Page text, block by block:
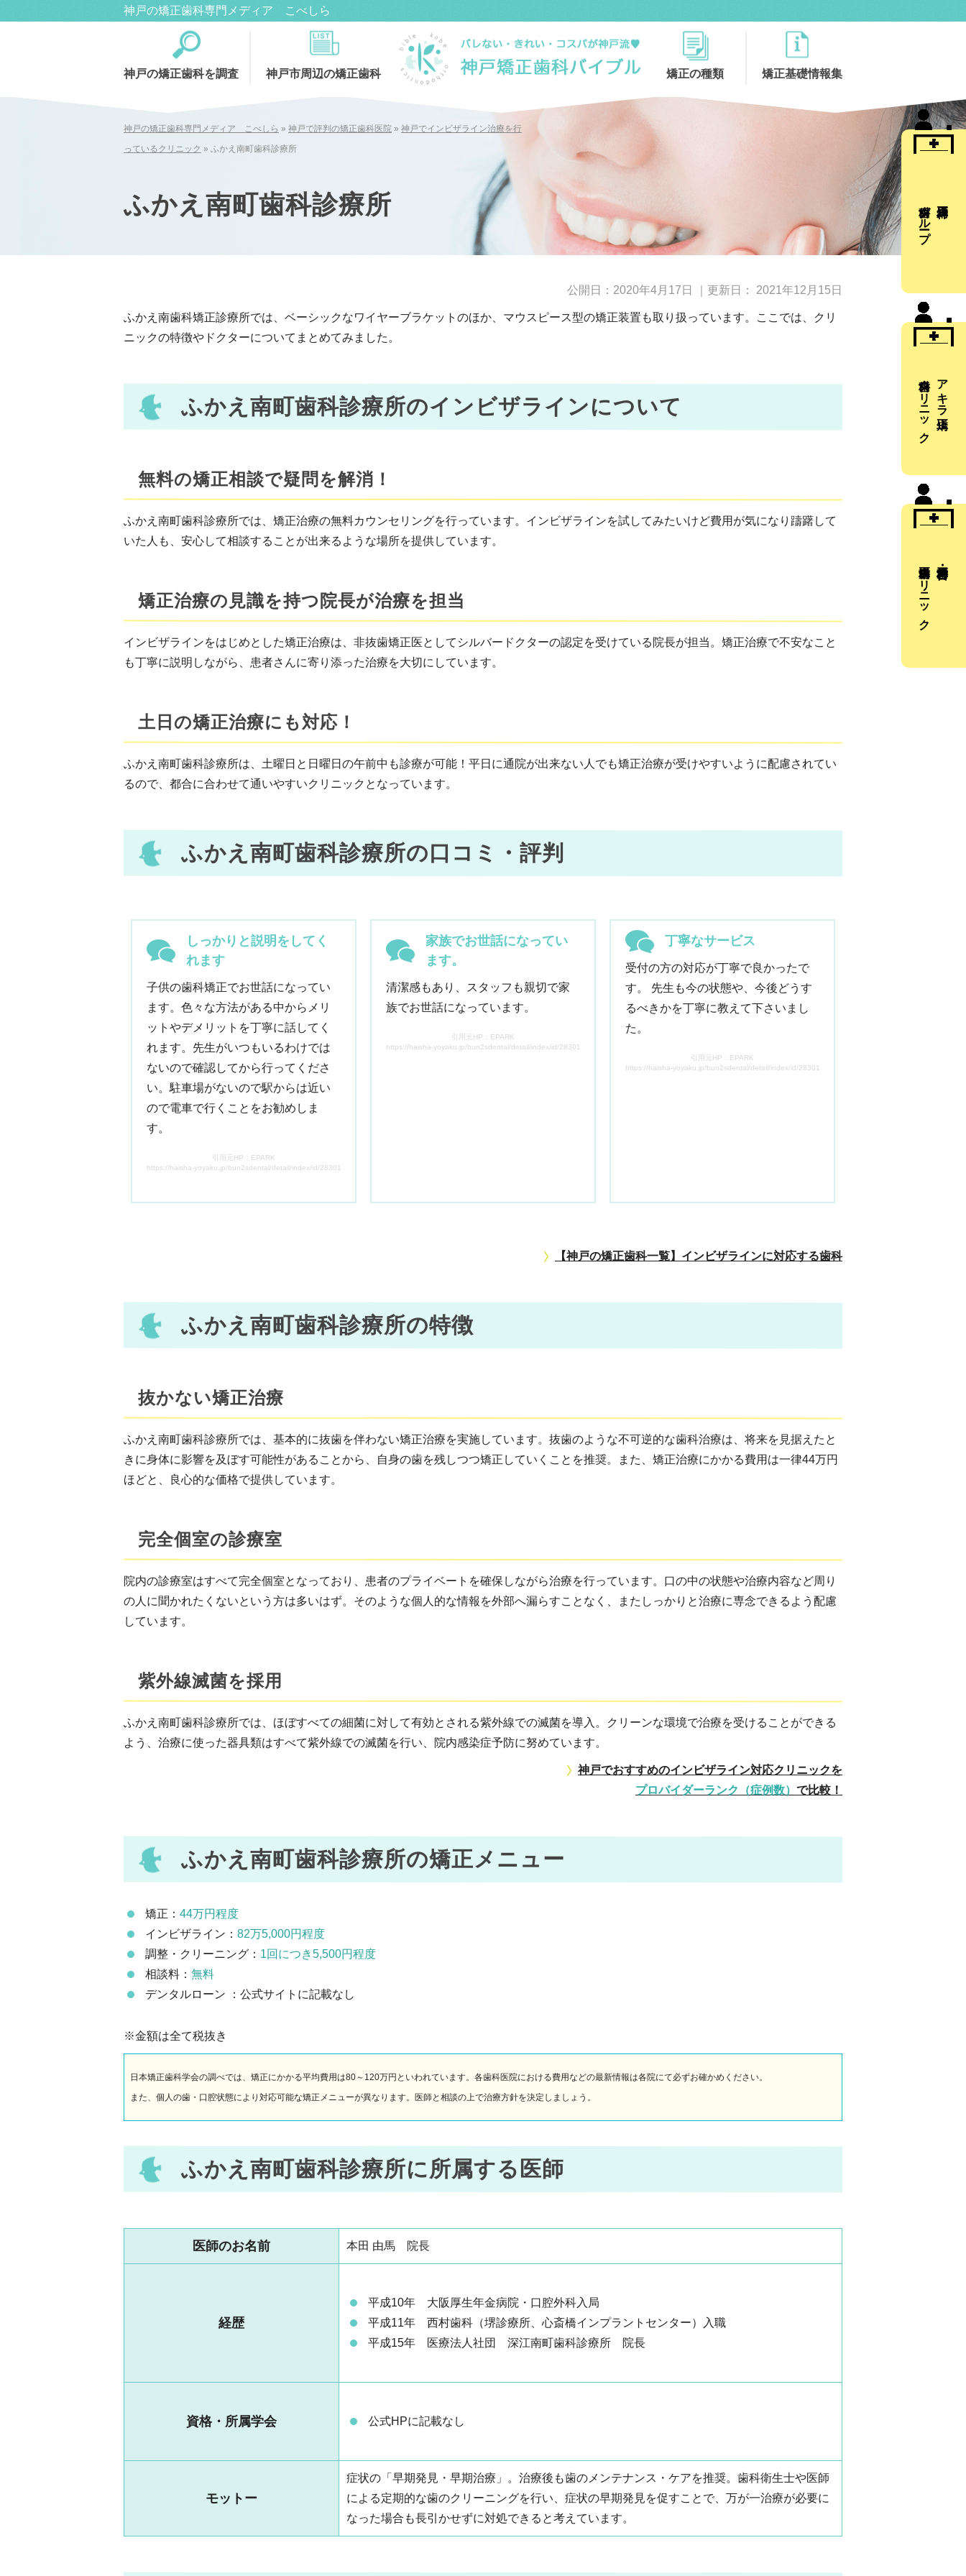
神戸の矯正歯科専門メディア こべしら
神戸の矯正歯科を調査 神戸市周辺の矯正歯科 矯正の種類 矯正基礎情報集
神戸の矯正歯科専門メディア こべしら » 神戸で評判の矯正歯科医院 » 神戸でインビザライン治療を行
っているクリニック » ふかえ南町歯科診療所
ふかえ南町歯科診療所
公開日： 2020年4月17日 ｜更新日： 2021年12月15日
ふかえ南歯科矯正診療所では、ベーシックなワイヤーブラケットのほか、マウスピース型の矯正装置も取り扱っています。ここでは、クリ
ニックの特徴やドクターについてまとめてみました。
ふかえ南町歯科診療所のインビザラインについて
無料の矯正相談で疑問を解消！
ふかえ南町歯科診療所では、矯正治療の無料カウンセリングを行っています。インビザラインを試してみたいけど費用が気になり躊躇して
いた人も、安心して相談することが出来るような場所を提供しています。
矯正治療の見識を持つ院長が治療を担当
インビザラインをはじめとした矯正治療は、非抜歯矯正医としてシルバードクターの認定を受けている院長が担当。矯正治療で不安なこと
も丁寧に説明しながら、患者さんに寄り添った治療を大切にしています。
土日の矯正治療にも対応！
ふかえ南町歯科診療所は、土曜日と日曜日の午前中も診療が可能！平日に通院が出来ない人でも矯正治療が受けやすいように配慮されてい
るので、都合に合わせて通いやすいクリニックとなっています。
ふかえ南町歯科診療所の口コミ・評判
しっかりと説明をしてく
れます
子供の歯科矯正でお世話になってい
ます。色々な方法がある中からメリ
ットやデメリットを丁寧に話してく
れます。先生がいつもいるわけでは
ないので確認してから行ってくださ
い。駐車場がないので駅からは近い
ので電車で行くことをお勧めしま
す。
引用元HP：EPARK
https://haisha-yoyaku.jp/bun2sdental/detail/index/id/2830103129/tab/7/
家族でお世話になってい
ます。
清潔感もあり、スタッフも親切で家
族でお世話になっています。
引用元HP：EPARK
https://haisha-yoyaku.jp/bun2sdental/detail/index/id/2830103129/tab/7/
丁寧なサービス
受付の方の対応が丁寧で良かったで
す。 先生も今の状態や、今後どうす
るべきかを丁寧に教えて下さいまし
た。
引用元HP：EPARK
https://haisha-yoyaku.jp/bun2sdental/detail/index/id/2830103129/tab/7/
【神戸の矯正歯科一覧】 インビザラインに対応する歯科
ふかえ南町歯科診療所の特徴
抜かない矯正治療
ふかえ南町歯科診療所では、基本的に抜歯を伴わない矯正治療を実施しています。抜歯のような不可逆的な歯科治療は、将来を見据えたと
きに身体に影響を及ぼす可能性があることから、自身の歯を残しつつ矯正していくことを推奨。また、矯正治療にかかる費用は一律44万円
ほどと、良心的な価格で提供しています。
完全個室の診療室
院内の診療室はすべて完全個室となっており、患者のプライベートを確保しながら治療を行っています。口の中の状態や治療内容など周り
の人に聞かれたくないという方は多いはず。そのような個人的な情報を外部へ漏らすことなく、またしっかりと治療に専念できるよう配慮
しています。
紫外線滅菌を採用
ふかえ南町歯科診療所では、ほぼすべての細菌に対して有効とされる紫外線での滅菌を導入。クリーンな環境で治療を受けることができる
よう、治療に使った器具類はすべて紫外線での滅菌を行い、院内感染症予防に努めています。
神戸でおすすめのインビザライン対応クリニックを
プロバイダーランク（症例数） で比較！
ふかえ南町歯科診療所の矯正メニュー
矯正： 44万円程度
インビザライン： 82万5,000円程度
調整・クリーニング： 1回につき5,500円程度
相談料： 無料
デンタルローン ：公式サイトに記載なし
※金額は全て税抜き
日本矯正歯科学会の調べでは、矯正にかかる平均費用は80～120万円といわれています。各歯科医院における費用などの最新情報は各院にて必ずお確かめください。
また、個人の歯・口腔状態により対応可能な矯正メニューが異なります。医師と相談の上で治療方針を決定しましょう。
ふかえ南町歯科診療所に所属する医師
医師のお名前 本田 由馬 院長
経歴
平成10年 大阪厚生年金病院・口腔外科入局
平成11年 西村歯科（堺診療所、心斎橋インプラントセンター）入職
平成15年 医療法人社団 深江南町歯科診療所 院長
資格・所属学会 公式HPに記載なし
モットー
症状の「早期発見・早期治療」。治療後も歯のメンテナンス・ケアを推奨。歯科衛生士や医師
による定期的な歯のクリーニングを行い、症状の早期発見を促すことで、万が一治療が必要に
なった場合も長引かせずに対処できると考えています。
歯科グループ
アキラ矯正
歯科クリニック
矯正歯科クリニック